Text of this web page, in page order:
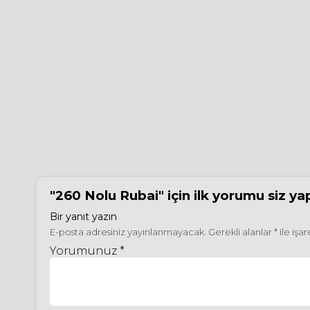
"260 Nolu Rubai" için ilk yorumu siz
Bir yanıt yazın
E-posta adresiniz yayınlanmayacak. Gerekli alanlar* ile
Yorumunuz *